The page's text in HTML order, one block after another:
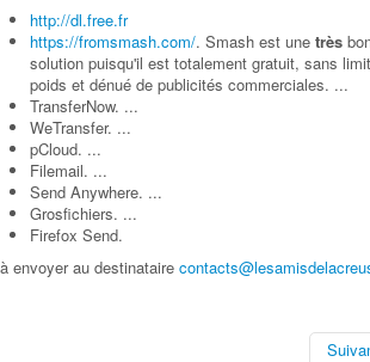
http://dl.free.fr
https://fromsmash.com/. Smash est une très
solution puisqu'il est totalement gratuit, sans
poids et dénué de publicités commerciales. ...
TransferNow. ...
WeTransfer. ...
pCloud. ...
Filemail. ...
Send Anywhere. ...
Grosfichiers. ...
Firefox Send.
à envoyer au destinataire